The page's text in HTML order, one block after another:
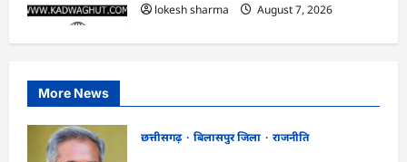
lokesh sharma
August 7, 2026
More News
छत्तीसगढ़ बिलासपुर जिला
राजनीति